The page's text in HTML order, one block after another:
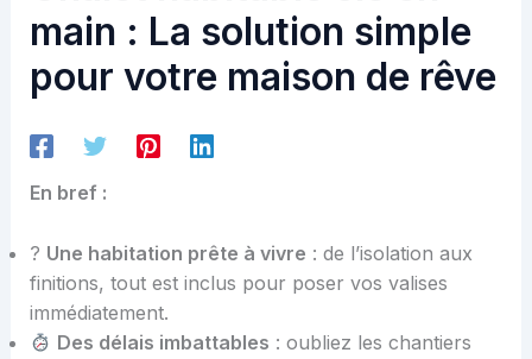
main : La solution simple
pour votre maison de rêve
En bref :
? Une habitation prête à vivre : de l’isolation aux
finitions, tout est inclus pour poser vos valises
immédiatement.
Des délais imbattables : oubliez les chantiers